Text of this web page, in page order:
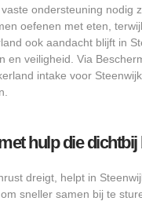
ondersteuning nodig
oefenen met eten,
ook aandacht blijft in
en veiligheid. Via
intake voor
hulp die dichtbij
dreigt, helpt in
sneller samen bij te